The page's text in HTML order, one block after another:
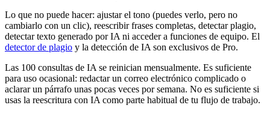
Lo que no puede hacer: ajustar el tono (puedes verlo, pero no
cambiarlo con un clic), reescribir frases completas, detectar plagio,
detectar texto generado por IA ni acceder a funciones de equipo. El
detector de plagio y la detección de IA son exclusivos de Pro.
Las 100 consultas de IA se reinician mensualmente. Es suficiente
para uso ocasional: redactar un correo electrónico complicado o
aclarar un párrafo unas pocas veces por semana. No es suficiente si
usas la reescritura con IA como parte habitual de tu flujo de trabajo.